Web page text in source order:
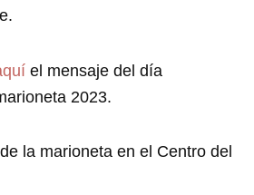
el mensaje del día
2023.
la marioneta en el Centro del